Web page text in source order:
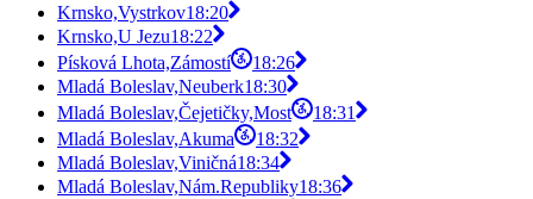
Krnsko,Vystrkov18:20
Krnsko,U Jezu18:22
Písková Lhota,Zámostí
18:26
Mladá Boleslav,Neuberk18:30
Mladá Boleslav,Čejetičky,Most
18:31
Mladá Boleslav,Akuma
18:32
Mladá Boleslav,Viničná18:34
Mladá Boleslav,Nám.Republiky18:36